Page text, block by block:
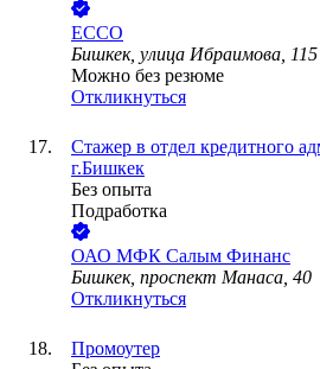
ECCO
Бишкек, улица Ибраимова, 115
Можно без резюме
Откликнуться
Стажер в отдел кредитного
г.Бишкек
Без опыта
Подработка
ОАО МФК Салым Финанс
Бишкек, проспект Манаса, 40
Откликнуться
Промоутер